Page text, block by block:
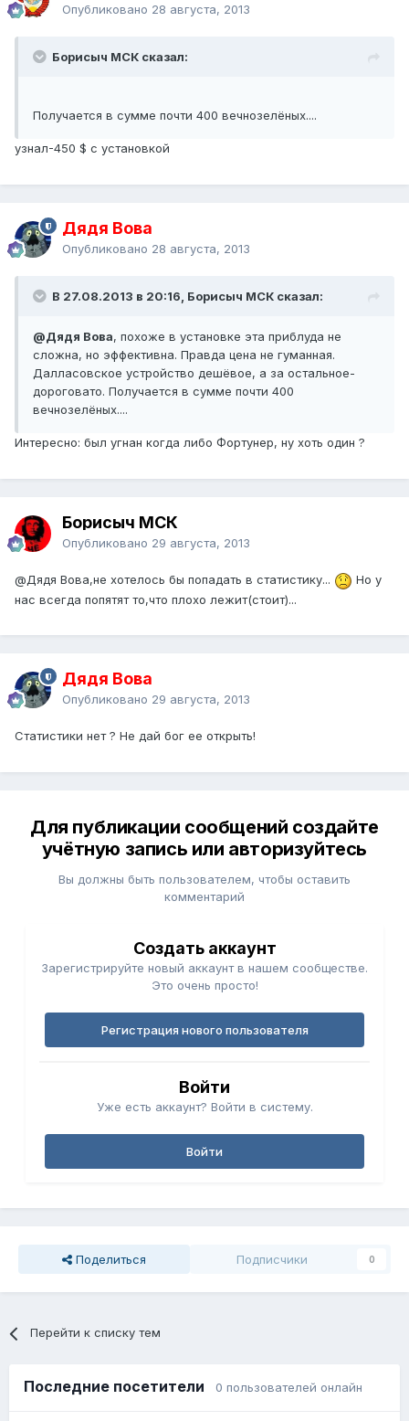
Опубликовано 28 августа, 2013
Борисыч МСК сказал:
Получается в сумме почти 400 вечнозелёных....
узнал-450 $ c установкой
Дядя Вова
Опубликовано 28 августа, 2013
В 27.08.2013 в 20:16, Борисыч МСК сказал:
@Дядя Вова, похоже в установке эта приблуда не
сложна, но эффективна. Правда цена не гуманная.
Далласовское устройство дешёвое, а за остальное-
дороговато. Получается в сумме почти 400
вечнозелёных....
Интересно: был угнан когда либо Фортунер, ну хоть один ?
Борисыч МСК
Опубликовано 29 августа, 2013
@Дядя Вова,не хотелось бы попадать в статистику...
Но у
нас всегда попятят то,что плохо лежит(стоит)...
Дядя Вова
Опубликовано 29 августа, 2013
Статистики нет ? Не дай бог ее открыть!
Для публикации сообщений создайте
учётную запись или авторизуйтесь
Вы должны быть пользователем, чтобы оставить
комментарий
Создать аккаунт
Зарегистрируйте новый аккаунт в нашем сообществе.
Это очень просто!
Регистрация нового пользователя
Войти
Уже есть аккаунт? Войти в систему.
Войти
Поделиться Подписчики 0
Перейти к списку тем
Последние посетители 0 пользователей онлайн